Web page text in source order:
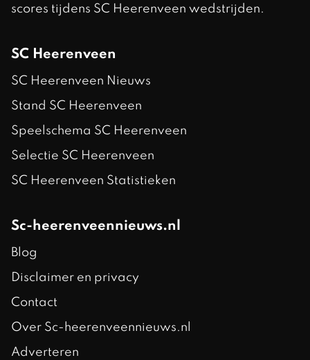
scores tijdens SC Heerenveen wedstrijden.
SC Heerenveen
SC Heerenveen Nieuws
Stand SC Heerenveen
Speelschema SC Heerenveen
Selectie SC Heerenveen
SC Heerenveen Statistieken
Sc-heerenveennieuws.nl
Blog
Disclaimer en privacy
Contact
Over Sc-heerenveennieuws.nl
Adverteren